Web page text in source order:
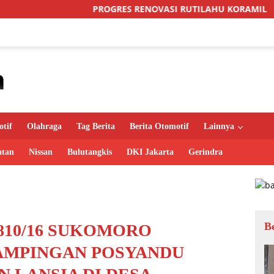
PROGRES RENOVASI RUTILAHU KORAMIL SUKOMORO CAPAI
Olahraga Tag Berita Berita Otomotif Lainnya
Nissan Bulutangkis DKI Jakarta Gerindra
16 SUKOMORO
POSYANDU